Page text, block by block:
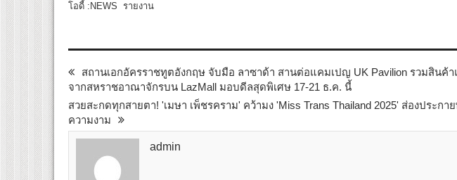
โอดี้ :NEWS รายงาน
สถานเอกอัครราชทูตอังกฤษ จับมือ ลาซาด้า สานต่อแคมเปญ UK Pavilion รวมสินค้
จากสหราชอาณาจักรบน LazMall มอบดีลสุดพิเศษ 17-21 ธ.ค. นี้
สวยสะกดทุกสายตา! 'เมษา เพ็ชรคราม' คว้ามง 'Miss Trans Thailand 2025' ส่องประกา
ความงาม
admin